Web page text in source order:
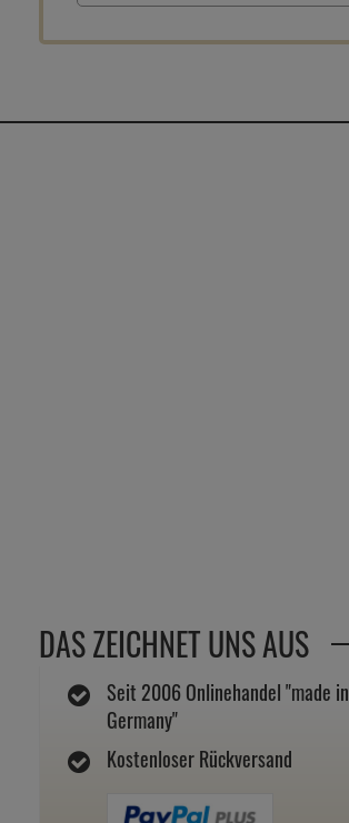
DAS ZEICHNET UNS AUS
Seit 2006 Onlinehandel "made in
Germany"
Kostenloser Rückversand